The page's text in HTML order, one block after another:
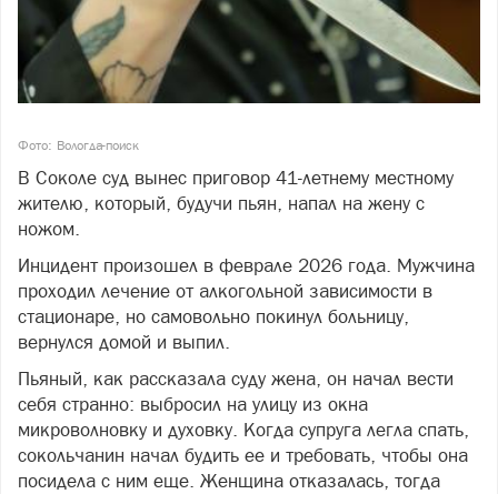
Фото: Вологда-поиск
В Соколе суд вынес приговор 41-летнему местному
жителю, который, будучи пьян, напал на жену с
ножом.
Инцидент произошел в феврале 2026 года. Мужчина
проходил лечение от алкогольной зависимости в
стационаре, но самовольно покинул больницу,
вернулся домой и выпил.
Пьяный, как рассказала суду жена, он начал вести
себя странно: выбросил на улицу из окна
микроволновку и духовку. Когда супруга легла спать,
сокольчанин начал будить ее и требовать, чтобы она
посидела с ним еще. Женщина отказалась, тогда